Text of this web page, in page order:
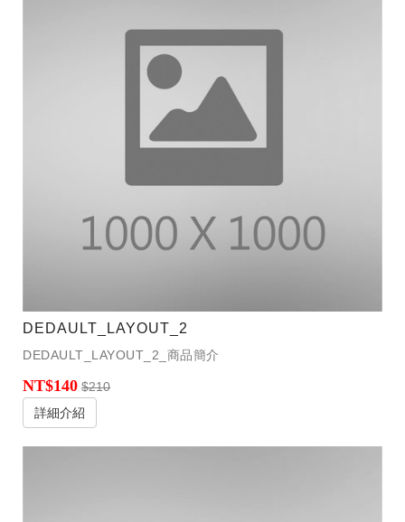
DEDAULT_LAYOUT_2
DEDAULT_LAYOUT_2_商品簡介
NT$140 $210
詳細介紹